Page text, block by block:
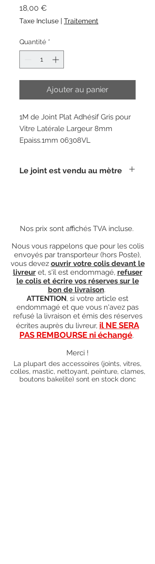
18,00 €
Taxe Incluse | Traitement
Quantité *
Ajouter au panier
1M de Joint Plat Adhésif Gris pour
Vitre Latérale Largeur 8mm
Epaiss.1mm 06308VL
Le joint est vendu au mètre
Nos prix sont affichés TVA incluse.
Nous vous rappelons que pour les colis
envoyés par transporteur (hors Poste),
vous devez ouvrir votre colis devant le
livreuret, s'il est endommagé, refuser
le colis et écrire vos réserves sur le
bon de livraison.
ATTENTION, si votre article est
endommagé et que vous n'avez pas
refusé la livraison et émis des réserves
écrites auprès du livreur, il NE SERA
PAS REMBOURSE ni échangé.
Merci !
La plupart des accessoires (joints, vitres,
colles, mastic, nettoyant, peinture, clames,
boutons bakelite) sont en stock donc